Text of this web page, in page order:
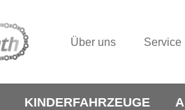
Über uns Service
KINDERFAHRZEUGE